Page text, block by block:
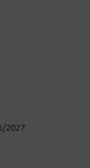
2027